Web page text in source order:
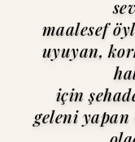
maalesef
uyuyan,
için
geleni yapan